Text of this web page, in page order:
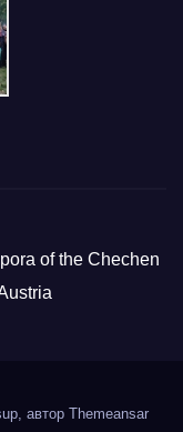
of the Chechen
автор Themeansar